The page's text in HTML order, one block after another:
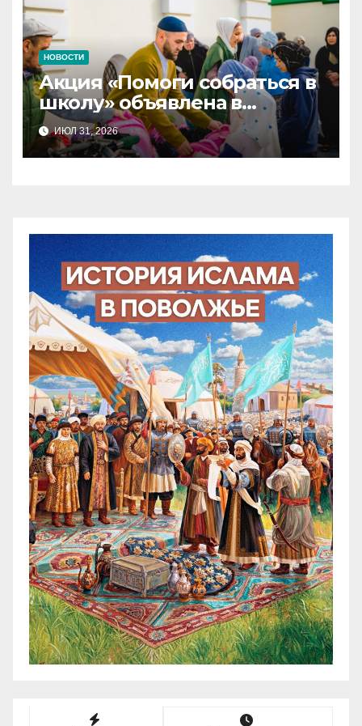
НОВОСТИ
Акция «Помоги собраться в
школу» объявлена в
Татарстане
ИЮЛ 31, 2026